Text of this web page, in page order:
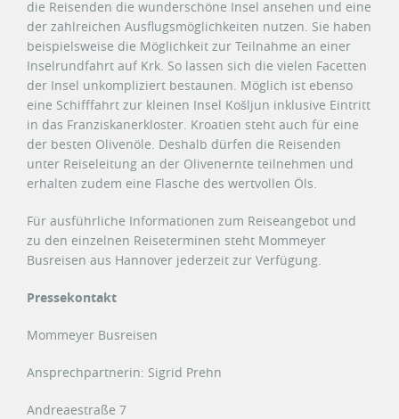
die Reisenden die wunderschöne Insel ansehen und eine
der zahlreichen Ausflugsmöglichkeiten nutzen. Sie haben
beispielsweise die Möglichkeit zur Teilnahme an einer
Inselrundfahrt auf Krk. So lassen sich die vielen Facetten
der Insel unkompliziert bestaunen. Möglich ist ebenso
eine Schifffahrt zur kleinen Insel Košljun inklusive Eintritt
in das Franziskanerkloster. Kroatien steht auch für eine
der besten Olivenöle. Deshalb dürfen die Reisenden
unter Reiseleitung an der Olivenernte teilnehmen und
erhalten zudem eine Flasche des wertvollen Öls.
Für ausführliche Informationen zum Reiseangebot und
zu den einzelnen Reiseterminen steht Mommeyer
Busreisen aus Hannover jederzeit zur Verfügung.
Pressekontakt
Mommeyer Busreisen
Ansprechpartnerin: Sigrid Prehn
Andreaestraße 7